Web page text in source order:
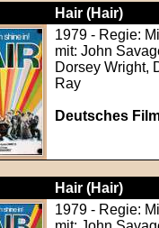
Hair (Hair)
1979 - Regie:
mit: John
Dorsey Wright,
Ray
Deutsches
Hair (Hair)
1979 - Regie: